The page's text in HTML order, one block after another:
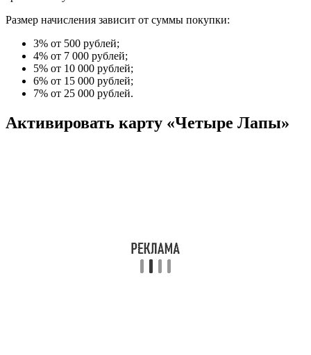
Размер начисления зависит от суммы покупки:
3% от 500 рублей;
4% от 7 000 рублей;
5% от 10 000 рублей;
6% от 15 000 рублей;
7% от 25 000 рублей.
Активировать карту «Четыре Лапы»